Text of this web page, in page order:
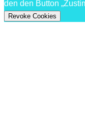
den den Button
Revoke Cookies